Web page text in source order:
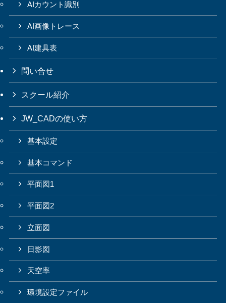
AIカウント識別
AI画像トレース
AI建具表
問い合せ
スクール紹介
JW_CADの使い方
基本設定
基本コマンド
平面図1
平面図2
立面図
日影図
天空率
環境設定ファイル